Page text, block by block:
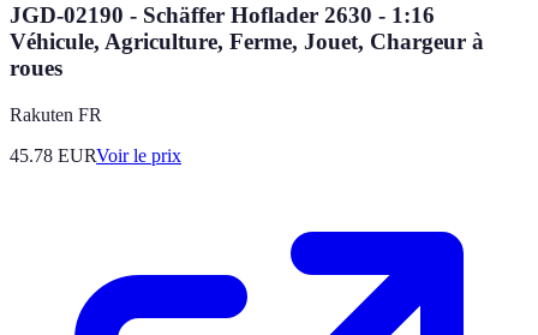
JGD-02190 - Schäffer Hoflader 2630 - 1:16
Véhicule, Agriculture, Ferme, Jouet, Chargeur à
roues
Rakuten FR
45.78 EURVoir le prix